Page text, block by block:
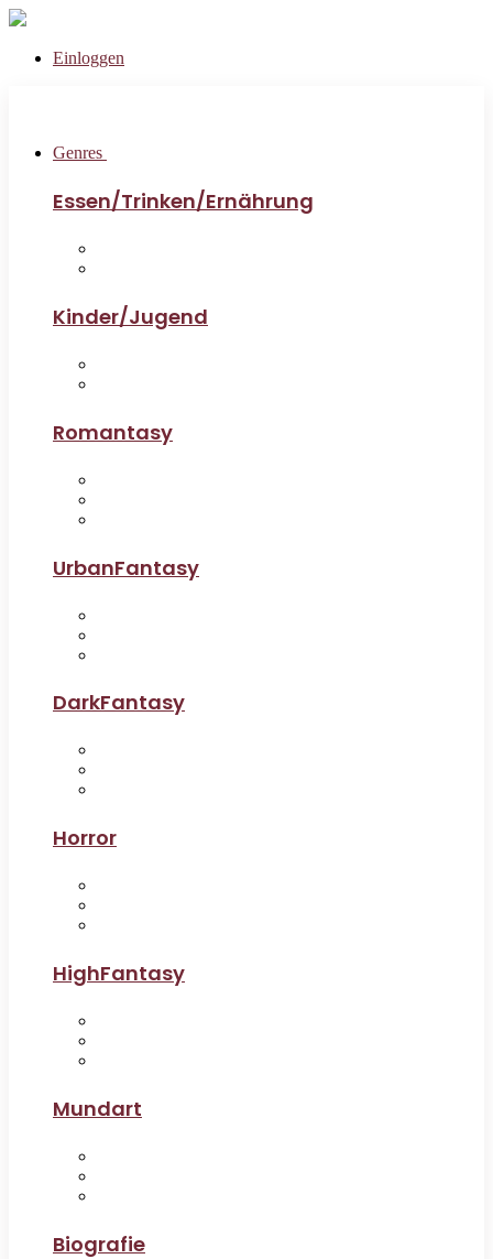
Einloggen
Genres
Essen/Trinken/Ernährung
Kinder/Jugend
Romantasy
UrbanFantasy
DarkFantasy
Horror
HighFantasy
Mundart
Biografie